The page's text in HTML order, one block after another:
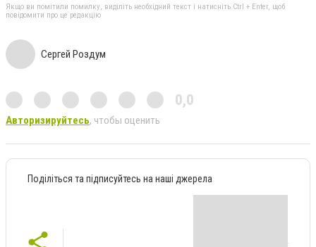
Якщо ви помітили помилку, виділіть необхідний текст і натисніть Ctrl + Enter, щоб
повідомити про це редакцію
Сергей Роздум
0,0
Авторизируйтесь, чтобы оценить
Поділіться та підписуйтесь на наші джерела